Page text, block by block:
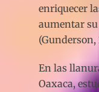
enriquecer
aumentar
(Gunderson,
En las
Oaxaca,